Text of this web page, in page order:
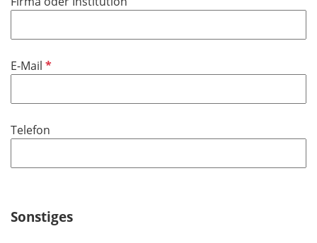
e
d
c
t
e
d
E-Mail P
c
t
l
Telefon
Sonstiges